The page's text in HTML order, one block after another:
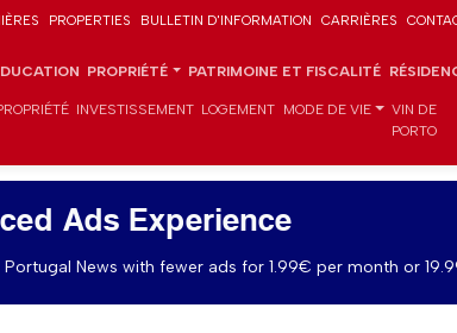
PROPERTIES BULLETIN D'INFORMATION CARRIÈRES
PROPRIÉTÉ PATRIMOINE ET FISCALITÉ
INVESTISSEMENT LOGEMENT MODE DE VIE
VIN DE
PORTO
Ads Experience
Portugal News with fewer ads for 1.99€ per month or